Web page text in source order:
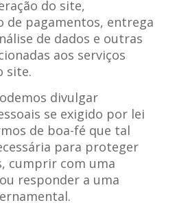
do site,
de pagamentos, entrega
de dados e outras
aos serviços
site.
divulgar
se exigido por lei
de boa-fé que tal
para proteger
cumprir com uma
responder a uma